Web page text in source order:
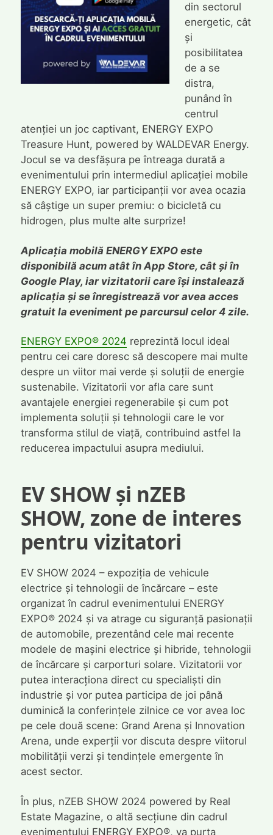
din sectorul
energetic, cât
și
posibilitatea
de a se
distra,
punând în
centrul
atenției un joc captivant, ENERGY EXPO
Treasure Hunt, powered by WALDEVAR Energy.
Jocul se va desfășura pe întreaga durată a
evenimentului prin intermediul aplicației mobile
ENERGY EXPO, iar participanții vor avea ocazia
să câștige un super premiu: o bicicletă cu
hidrogen, plus multe alte surprize!
Aplicația mobilă ENERGY EXPO este
disponibilă acum atât în App Store, cât și în
Google Play, iar vizitatorii care își instalează
aplicația și se înregistrează vor avea acces
gratuit la eveniment pe parcursul celor 4 zile.
ENERGY EXPO® 2024 reprezintă locul ideal
pentru cei care doresc să descopere mai multe
despre un viitor mai verde și soluții de energie
sustenabile. Vizitatorii vor afla care sunt
avantajele energiei regenerabile și cum pot
implementa soluții și tehnologii care le vor
transforma stilul de viață, contribuind astfel la
reducerea impactului asupra mediului.
EV SHOW și nZEB
SHOW, zone de interes
pentru vizitatori
EV SHOW 2024 – expoziția de vehicule
electrice și tehnologii de încărcare – este
organizat în cadrul evenimentului ENERGY
EXPO® 2024 și va atrage cu siguranță pasionații
de automobile, prezentând cele mai recente
modele de mașini electrice și hibride, tehnologii
de încărcare și carporturi solare. Vizitatorii vor
putea interacționa direct cu specialiști din
industrie și vor putea participa de joi până
duminică la conferințele zilnice ce vor avea loc
pe cele două scene: Grand Arena și Innovation
Arena, unde experții vor discuta despre viitorul
mobilității verzi și tendințele emergente în
acest sector.
În plus, nZEB SHOW 2024 powered by Real
Estate Magazine, o altă secțiune din cadrul
evenimentului ENERGY EXPO®, va purta